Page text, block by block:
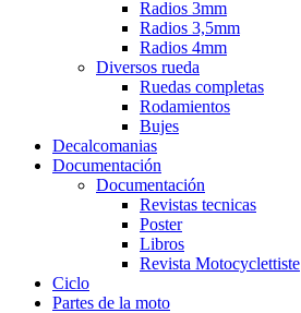
Radios 3mm
Radios 3,5mm
Radios 4mm
Diversos rueda
Ruedas completas
Rodamientos
Bujes
Decalcomanias
Documentación
Documentación
Revistas tecnicas
Poster
Libros
Revista Motocyclettiste
Ciclo
Partes de la moto